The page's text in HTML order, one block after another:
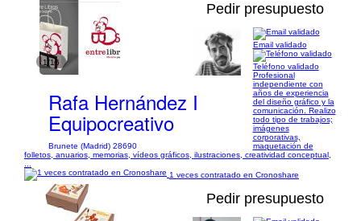
1/16
Pedir presupuesto
Rafa Hernández I
Equipocreativo
Brunete (Madrid) 28690
Email validado
Teléfono validado
Profesional
independiente con
años de experiencia
del diseño gráfico y la
comunicación. Realizo
todo tipo de trabajos;
imágenes
corporativas,
maquetación de
folletos, anuarios, memorias, vídeos gráficos, ilustraciones, creatividad conceptual,
1 veces contratado en Cronoshare
Pedir presupuesto